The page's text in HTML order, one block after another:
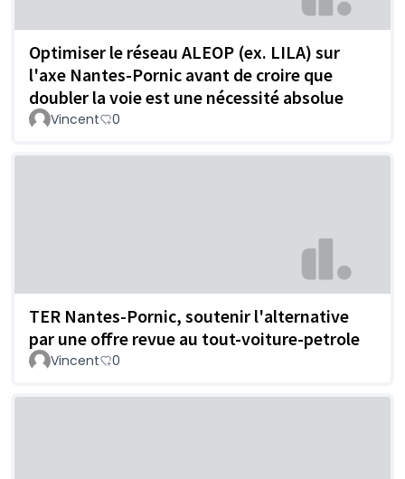
Optimiser le réseau ALEOP (ex. LILA) sur
l'axe Nantes-Pornic avant de croire que
doubler la voie est une nécessité absolue
Vincent 0
TER Nantes-Pornic, soutenir l'alternative
par une offre revue au tout-voiture-petrole
Vincent 0